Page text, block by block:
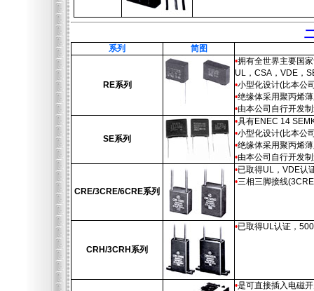
系列 简图
RE系列
•拥有全世界主要国
UL，CSA，VDE，
•小型化设计(比本公
•绝缘体采用聚丙烯
•由本公司自行开发
SE系列
•具有ENEC 14
•小型化设计(比本公
•绝缘体采用聚丙烯
•由本公司自行开发
CRE/3CRE/6CRE系列
•已取得UL，VDE认
•三相三脚接线
CRH/3CRH系列
•已取得UL认证，
•是可直接插入电磁